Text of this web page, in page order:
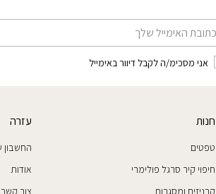
אני מסכימ/ה לקבל דיוור באימייל
חנות
טפטים
חיפוי קיר סרגל פולימרי
קרניזים ומסגרות
עזרה
החשבון
אודות
צור קשר